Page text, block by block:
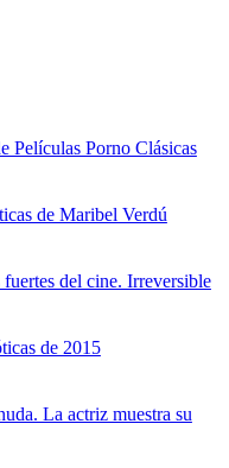
Películas Porno Clásicas
de Maribel Verdú
fuertes del cine. Irreversible
de 2015
La actriz muestra su